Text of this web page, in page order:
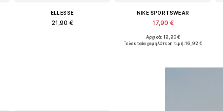
ELLESSE
21,90 €
NIKE SPORTSWEAR
17,90 €
Διαθέσιμο σε πολλά μεγέθη
Αρχικά: 19,90 €
Τελευταία χαμηλότερη τιμή:16,92 €